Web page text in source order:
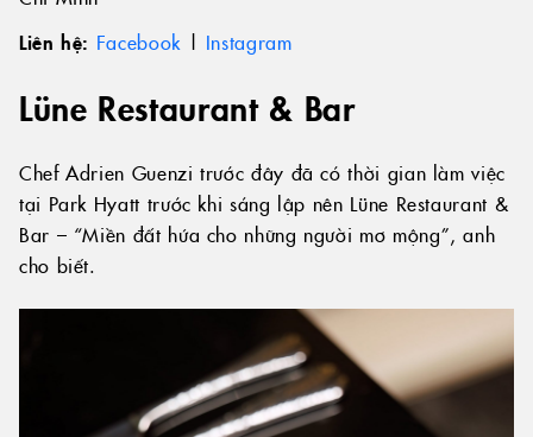
Liên hệ: Facebook | Instagram
Lüne Restaurant & Bar
Chef Adrien Guenzi trước đây đã có thời gian làm việc
tại Park Hyatt trước khi sáng lập nên Lüne Restaurant &
Bar – “Miền đất hứa cho những người mơ mộng”, anh
cho biết.